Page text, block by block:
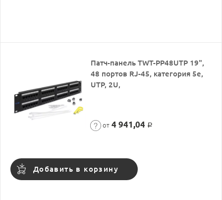
Патч-панель TWT-PP48UTP 19",
48 портов RJ-45, категория 5e,
UTP, 2U,
от 4 941,04 Р
Добавить в корзину